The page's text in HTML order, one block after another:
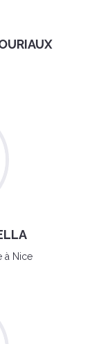
à Nice